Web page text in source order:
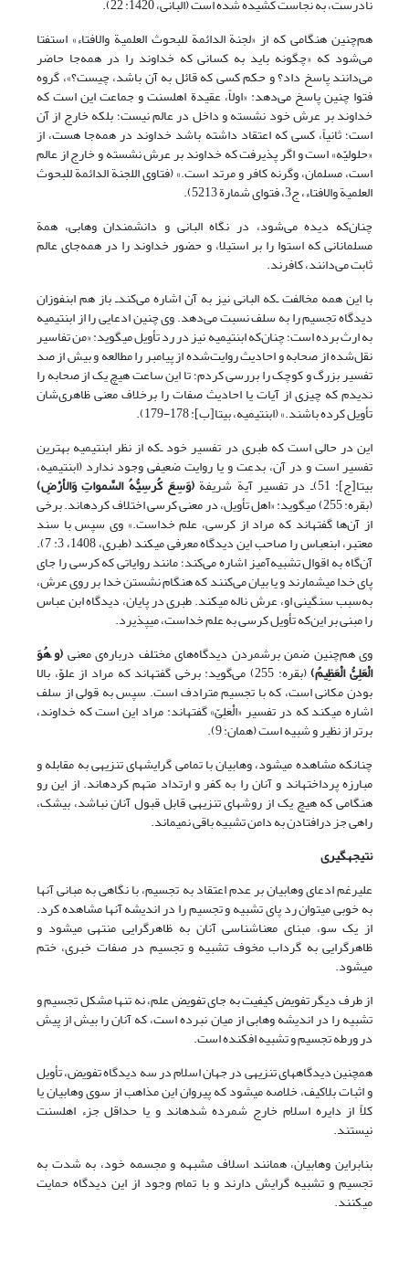
نادرست، به نجاست کشیده شده است (البانی، 1420: 22).
هم‌چنین هنگامی که از «لجنة الدائمة للبحوث العلمیة والافتاء» استفتا
می‌شود که «چگونه باید به کسانی که خداوند را در همه‌جا حاضر
می‌دانند پاسخ داد؟ و حکم کسی که قائل به آن باشد، چیست؟»، گروه
فتوا چنین پاسخ می‌دهد: «اولاً، عقیدة اهل‏سنت و جماعت این است که
خداوند بر عرش خود نشسته و داخل در عالم نیست؛ بلکه خارج از آن
است؛ ثانیاً، کسی که اعتقاد داشته باشد خداوند در همه‌جا هست، از
«حلولیّه» است و اگر پذیرفت که خداوند بر عرش نشسته و خارج از عالم
است، مسلمان، وگرنه کافر و مرتد است.» (فتاوی اللجنة الدائمة للبحوث
العلمیة والافتاء، ج3، فتوای شمارة 5213).
چنان‌که دیده می‌شود، در نگاه البانی و دانشمندان وهابی، همة
مسلمانانی که استوا را بر استیلا، و حضور خداوند را در همه‌جای عالم
ثابت می‌دانند، کافرند.
با این همه مخالفت ـ‌که البانی نیز به آن اشاره می‌کندـ باز هم ابن‏فوزان
دیدگاه تجسیم را به سلف نسبت می‌دهد. وی چنین ادعایی را از ابن‏تیمیه
به ارث برده است؛ چنان‌که ابن‏تیمیه نیز در رد تأویل می‏گوید: «من تفاسیر
نقل‌شده از صحابه و احادیث روایت‌شده از پیامبر را مطالعه و بیش از صد
تفسیر بزرگ و کوچک را بررسی کردم؛ تا این ساعت هیچ یک از صحابه را
ندیدم که چیزی از آیات یا احادیث صفات را برخلاف معنی ظاهری‌شان
تأویل کرده باشند.» (ابن‏تیمیه، بی‏تا[ب]: 178-179).
این در حالی است که طبری در تفسیر خود ـ‌که از نظر ابن‏تیمیه بهترین
تفسیر است و در آن، بدعت و یا روایت ضعیفی وجود ندارد (ابن‏تیمیه،
بی‏تا[ج]: 51)ـ در تفسیر آیة شریفة (وَسِعَ کُرسِیُّهُ السَّمواتِ وَالأرْضِ)
(بقره: 255) می‏گوید: «اهل تأویل، در معنی کرسی اختلاف کرده‏اند. برخی
از آن‌ها گفته‏اند که مراد از کرسی، علم خداست.» وی سپس با سند
معتبر، ابن‏عباس را صاحب این دیدگاه معرفی می‏کند (طبری، 1408، 3: 7).
آن‌گاه به اقوال تشبیه‌آمیز اشاره می‌کند؛ مانند روایاتی که کرسی را جای
پای خدا می‏شمارند و یا بیان می‌کنند که هنگام نشستن خدا بر روی عرش،
به‌سبب سنگینی او، عرش ناله می‏کند. طبری در پایان، دیدگاه ابن عباس
را مبنی بر این‌که تأویل کرسی به علم خداست، می‏پذیرد.
وی هم‌چنین ضمن برشمردن دیدگاه‌های مختلف درباره‌ی معنی(و َهُوَ
الْعَلِیُّ الْعَظِیمُ) (بقره: 255) می‌گوید: برخی گفته‏اند که مراد از علوّ، بالا
بودن مکانی است، که با تجسیم مترادف است. سپس به قولی از سلف
اشاره می‏کند که در تفسیر «الْعَلِیّ» گفته‏اند: مراد این است که خداوند،
برتر از نظیر و شبیه است (همان: 9).
چنانکه مشاهده می‏شود، وهابیان با تمامی گرایش‏های تنزیهی به مقابله و
مبارزه پرداخته‏اند و آنان را به کفر و ارتداد متهم کرده‏اند. از این رو
هنگامی که هیچ یک از روش‏های تنزیهی قابل قبول آنان نباشد، بی‏شک،
راهی جز درافتادن به دامن تشبیه باقی نمی‏ماند.
نتیجه‏گیری
علیرغم ادعای وهابیان بر عدم اعتقاد به تجسیم، با نگاهی به مبانی آنها
به خوبی می‏توان رد پای تشبیه و تجسیم را در اندیشه آنها مشاهده کرد.
از یک سو، مبنای معناشناسی آنان به ظاهرگرایی منتهی می‏شود و
ظاهرگرایی به گرداب مخوف تشبیه و تجسیم در صفات خبری، ختم
می‏شود.
از طرف دیگر تفویض کیفیت به جای تفویض علم، نه تنها مشکل تجسیم و
تشبیه را در اندیشه وهابی از میان نبرده است، که آنان را بیش از پیش
در ورطه تجسیم و تشبیه افکنده است.
همچنین دیدگاه‏های تنزیهی در جهان اسلام در سه دیدگاه تفویض، تأویل
و اثبات بلاکیف، خلاصه می‏شود که پیروان این مذاهب از سوی وهابیان یا
کلاً از دایره اسلام خارج شمرده شده‏اند و یا حداقل جزء اهل‏سنت
نیستند.
بنابراین وهابیان، همانند اسلاف مشبهه و مجسمه خود، به شدت به
تجسیم و تشبیه گرایش دارند و با تمام وجود از این دیدگاه حمایت
می‏کنند.